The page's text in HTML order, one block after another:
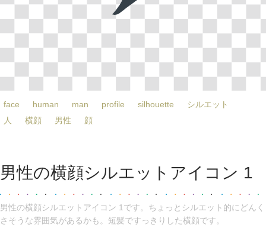
face human man profile silhouette
シルエット
人
横顔 男性 顔
男性の横顔シルエットアイコン 1
男性の横顔シルエットアイコン 1です。ちょっとシルエット的にどんく
さそうな雰囲気があるかも。短髪ですっきりした横顔です。